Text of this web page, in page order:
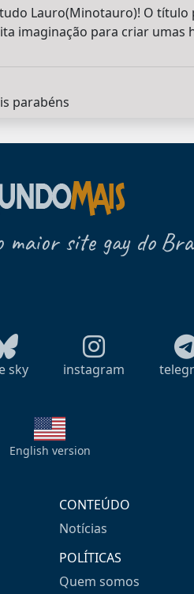
Lauro(Minotauro)! O título
imaginação para criar umas
parabéns
maior site gay do
sky instagram
English version
CONTEÚDO
Notícias
POLÍTICAS
Quem somos